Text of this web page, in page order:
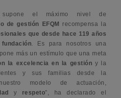
supone el máximo nivel de
de gestión EFQM
recompensa la
que desde hace 119 años
. Es para nosotros una
más un estímulo que una meta
la excelencia en la gestión y la
y sus familias desde la
modelo de actuación,
y respeto”, ha declarado el